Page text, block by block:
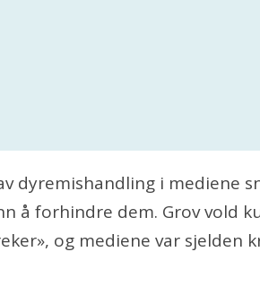
dyremishandling i mediene
å forhindre dem. Grov vold
og mediene var sjelden